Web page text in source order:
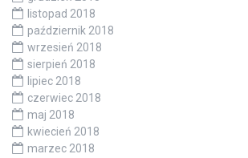
listopad 2018
październik 2018
wrzesień 2018
sierpień 2018
lipiec 2018
czerwiec 2018
maj 2018
kwiecień 2018
marzec 2018